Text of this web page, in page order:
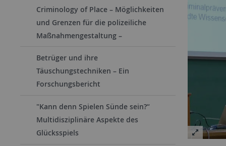
Criminology of Place – Möglichkeiten
und Grenzen für die polizeiliche
Maßnahmengestaltung –
Betrüger und ihre
Täuschungstechniken – Ein
Forschungsbericht
"Kann denn Spielen Sünde sein?“
Multidisziplinäre Aspekte des
Glücksspiels